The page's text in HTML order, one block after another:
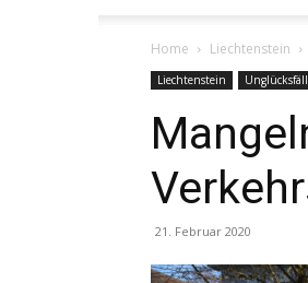
Home Liechtenstein
Liechtenstein
21. Februar 2020